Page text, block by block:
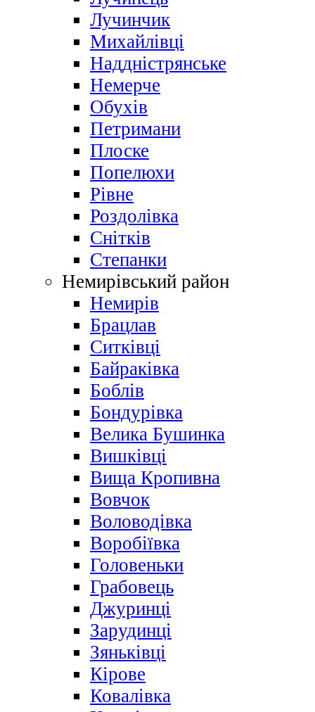
Лучинчик
Михайлівці
Наддністрянське
Немерче
Обухів
Петримани
Плоске
Попелюхи
Рівне
Роздолівка
Снітків
Степанки
Немирівський район
Немирів
Брацлав
Ситківці
Байраківка
Боблів
Бондурівка
Велика Бушинка
Вишківці
Вища Кропивна
Вовчок
Воловодівка
Воробіївка
Головеньки
Грабовець
Джуринці
Зарудинці
Зяньківці
Кірове
Ковалівка